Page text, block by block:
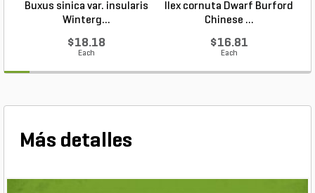
Buxus sinica var. insularis
Winterg...
$18.18
Each
Ilex cornuta Dwarf Burford
Chinese ...
$16.81
Each
Más detalles